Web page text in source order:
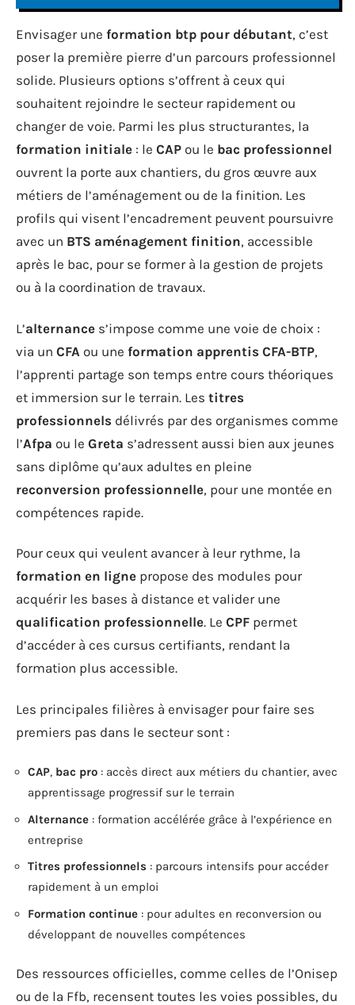
Envisager une formation btp pour débutant, c’est
poser la première pierre d’un parcours professionnel
solide. Plusieurs options s’offrent à ceux qui
souhaitent rejoindre le secteur rapidement ou
changer de voie. Parmi les plus structurantes, la
formation initiale : le CAP ou le bac professionnel
ouvrent la porte aux chantiers, du gros œuvre aux
métiers de l’aménagement ou de la finition. Les
profils qui visent l’encadrement peuvent poursuivre
avec un BTS aménagement finition, accessible
après le bac, pour se former à la gestion de projets
ou à la coordination de travaux.
L’alternance s’impose comme une voie de choix :
via un CFA ou une formation apprentis CFA-BTP,
l’apprenti partage son temps entre cours théoriques
et immersion sur le terrain. Les titres
professionnels délivrés par des organismes comme
l’Afpa ou le Greta s’adressent aussi bien aux jeunes
sans diplôme qu’aux adultes en pleine
reconversion professionnelle, pour une montée en
compétences rapide.
Pour ceux qui veulent avancer à leur rythme, la
formation en ligne propose des modules pour
acquérir les bases à distance et valider une
qualification professionnelle. Le CPF permet
d’accéder à ces cursus certifiants, rendant la
formation plus accessible.
Les principales filières à envisager pour faire ses
premiers pas dans le secteur sont :
CAP, bac pro : accès direct aux métiers du chantier, avec
apprentissage progressif sur le terrain
Alternance : formation accélérée grâce à l’expérience en
entreprise
Titres professionnels : parcours intensifs pour accéder
rapidement à un emploi
Formation continue : pour adultes en reconversion ou
développant de nouvelles compétences
Des ressources officielles, comme celles de l’Onisep
ou de la Ffb, recensent toutes les voies possibles, du